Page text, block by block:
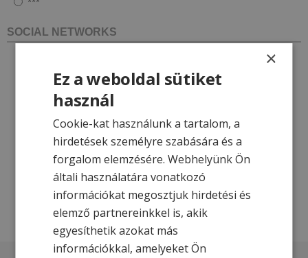
***
SOCIAL NETWORKS
×
Ez a weboldal sütiket
használ
Cookie-kat használunk a tartalom, a
hirdetések személyre szabására és a
forgalom elemzésére. Webhelyünk Ön
általi használatára vonatkozó
információkat megosztjuk hirdetési és
elemző partnereinkkel is, akik
egyesíthetik azokat más
információkkal, amelyeket Ön